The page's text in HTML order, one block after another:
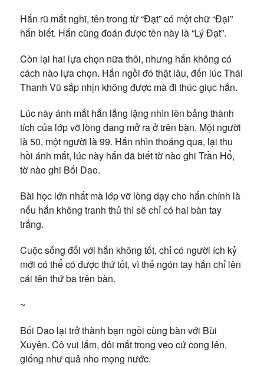
Hắn rũ mắt nghĩ, tên trong từ “Đạt” có một chữ “Đại”
hắn biết. Hắn cũng đoán được tên này là “Lý Đạt”.
Còn lại hai lựa chọn nữa thôi, nhưng hắn không có
cách nào lựa chọn. Hắn ngồi đó thật lâu, đến lúc Thái
Thanh Vũ sắp nhịn không được mà đi thúc giục hắn.
Lúc này ánh mắt hắn lẳng lặng nhìn lên bảng thành
tích của lớp vỡ lòng đang mở ra ở trên bàn. Một người
là 50, một người là 99. Hắn nhìn thoáng qua, lại thu
hồi ánh mắt, lúc này hắn đã biết tờ nào ghi Trần Hổ,
tờ nào ghi Bối Dao.
Bài học lớn nhất mà lớp vỡ lòng dạy cho hắn chính là
nếu hắn không tranh thủ thì sẽ chỉ có hai bàn tay
trắng.
Cuộc sống đối với hắn không tốt, chỉ có người ích kỷ
mới có thể có được thứ tốt, vì thế ngón tay hắn chỉ lên
cái tên thứ ba trên bàn.
~
Bối Dao lại trở thành bạn ngồi cùng bàn với Bùi
Xuyên. Cô vui lắm, đôi mắt trong veo cứ cong lên,
giống như quả nho mọng nước.